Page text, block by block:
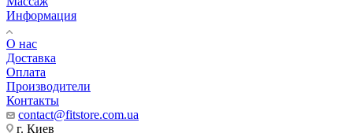
Информация
О нас
Доставка
Оплата
Производители
Контакты
contact@fitstore.com.ua
г. Киев